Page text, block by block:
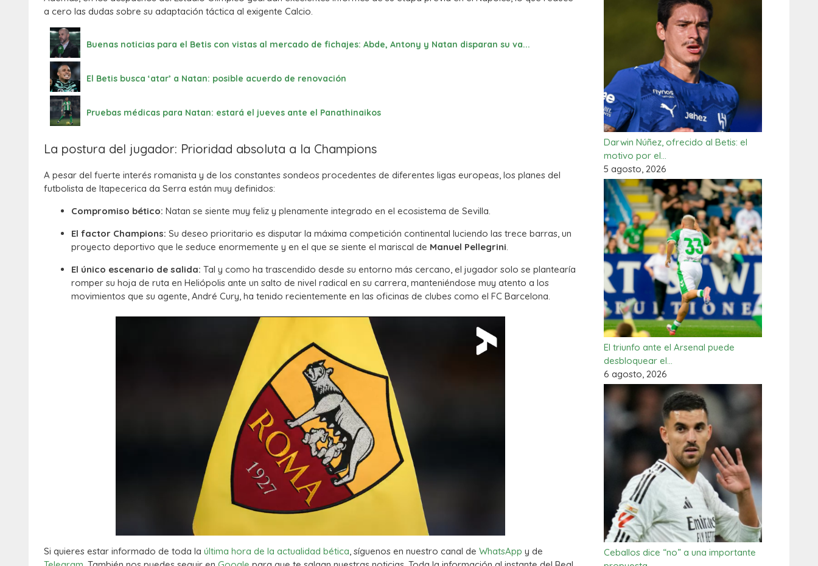
a cero las dudas sobre su adaptación táctica al exigente Calcio.
Buenas noticias para el Betis con vistas al mercado de fichajes: Abde, Antony y Natan disparan su va...
El Betis busca ‘atar’ a Natan: posible acuerdo de renovación
Pruebas médicas para Natan: estará el jueves ante el Panathinaikos
La postura del jugador: Prioridad absoluta a la Champions
A pesar del fuerte interés romanista y de los constantes sondeos procedentes de diferentes ligas europeas, los planes del
futbolista de Itapecerica da Serra están muy definidos:
Compromiso bético: Natan se siente muy feliz y plenamente integrado en el ecosistema de Sevilla.
El factor Champions: Su deseo prioritario es disputar la máxima competición continental luciendo las trece barras, un
proyecto deportivo que le seduce enormemente y en el que se siente el mariscal de Manuel Pellegrini.
El único escenario de salida: Tal y como ha trascendido desde su entorno más cercano, el jugador solo se plantearía
romper su hoja de ruta en Heliópolis ante un salto de nivel radical en su carrera, manteniéndose muy atento a los
movimientos que su agente, André Cury, ha tenido recientemente en las oficinas de clubes como el FC Barcelona.
Si quieres estar informado de toda la última hora de la actualidad bética, síguenos en nuestro canal de WhatsApp y de
Darwin Núñez, ofrecido al Betis: el
motivo por el…
5 agosto, 2026
El triunfo ante el Arsenal puede
desbloquear el…
6 agosto, 2026
Ceballos dice “no” a una importante